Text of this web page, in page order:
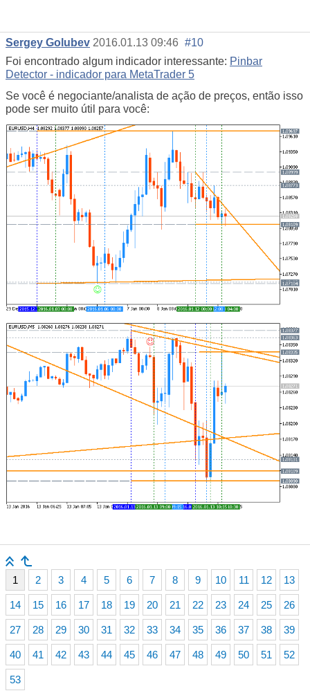
Sergey Golubev 2016.01.13 09:46 #10
Foi encontrado algum indicador interessante: Pinbar
Detector - indicador para MetaTrader 5
Se você é negociante/analista de ação de preços, então isso
pode ser muito útil para você:
1 2 3 4 5 6 7 8 9 10 11 12 13
14 15 16 17 18 19 20 21 22 23 24 25 26
27 28 29 30 31 32 33 34 35 36 37 38 39
40 41 42 43 44 45 46 47 48 49 50 51 52
53